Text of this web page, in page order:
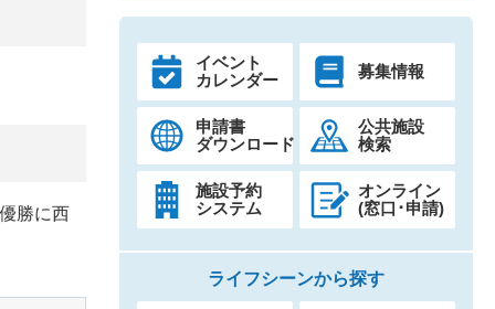
勝に西
イベント
カレンダー
募集情報
申請書
ダウンロード
公共施設
検索
施設予約
システム
オンライン
(窓口･申請)
ライフシーンから探す